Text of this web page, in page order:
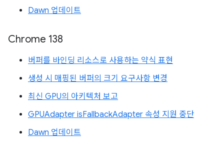
Dawn 업데이트
Chrome 138
버퍼를 바인딩 리소스로 사용하는 약식 표현
생성 시 매핑된 버퍼의 크기 요구사항 변경
최신 GPU의 아키텍처 보고
GPUAdapter isFallbackAdapter 속성 지원 중단
Dawn 업데이트